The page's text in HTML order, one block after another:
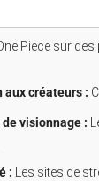
Piece sur
aux créateurs :
visionnage :
: Les sites de